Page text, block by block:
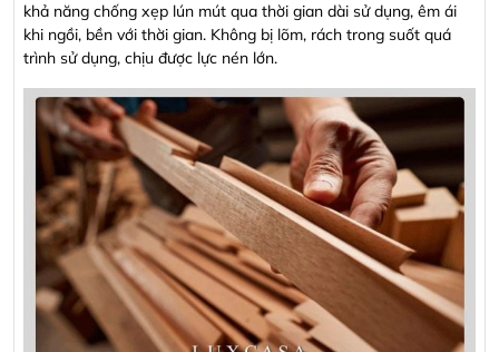
khả năng chống xẹp lún mút qua thời gian dài sử dụng, êm ái
khi ngồi, bền với thời gian. Không bị lõm, rách trong suốt quá
trình sử dụng, chịu được lực nén lớn.